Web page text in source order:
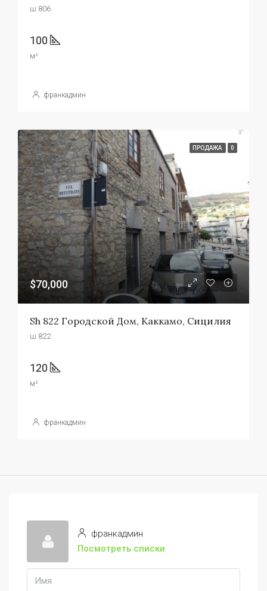
ш 806
100
м²
франкадмин
ПРОДАЖА 0
$70,000
Sh 822 Городской Дом, Каккамо, Сицилия
ш 822
120
м²
франкадмин
франкадмин
Посмотреть списки